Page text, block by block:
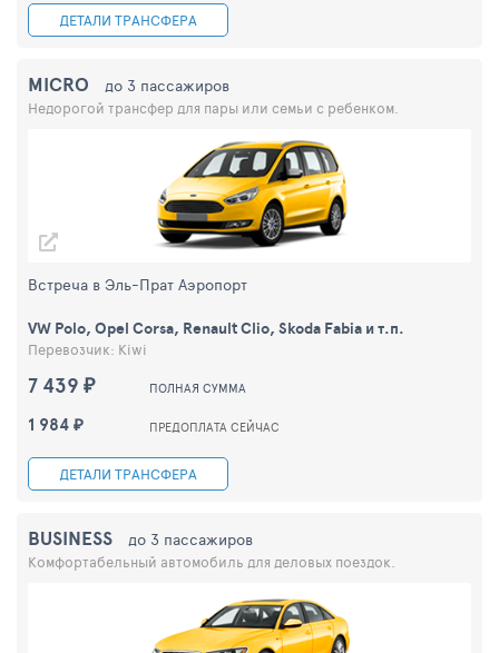
ДЕТАЛИ ТРАНСФЕРА
7 439 ₽ ПОЛНАЯ СУММА
1 984 ₽ ПРЕДОПЛАТА СЕЙЧАС
ДЕТАЛИ ТРАНСФЕРА
Встреча в Эль-Прат Аэропорт
MICRO до 3 пассажиров
Недорогой трансфер для пары или семьи с ребенком.
VW Polo, Opel Corsa, Renault Clio, Skoda Fabia и т.п.
Перевозчик: Kiwi
BUSINESS до 3 пассажиров
Комфортабельный автомобиль для деловых поездок.